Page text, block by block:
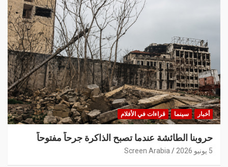
أخبار سينما قراءات في الأفلام
حروبنا الطائشة عندما تصبح الذاكرة جرحاً مفتوحاً
5 يونيو 2026 Screen Arabia